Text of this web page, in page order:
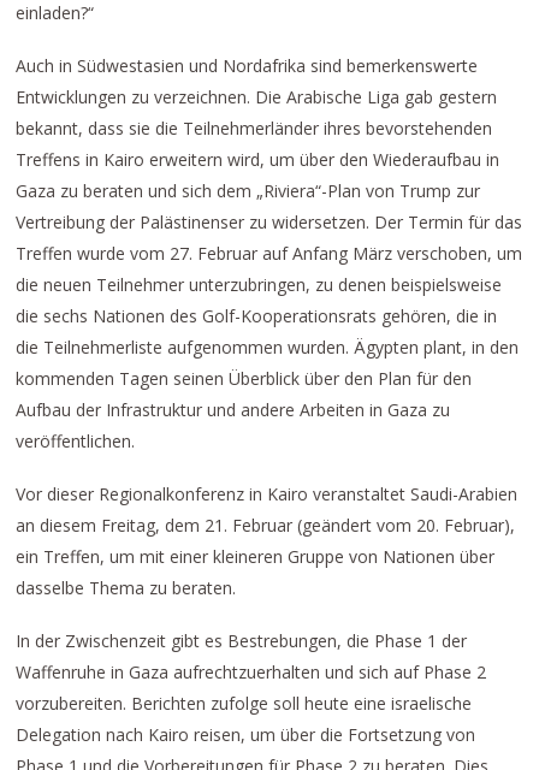
einladen?“
Auch in Südwestasien und Nordafrika sind bemerkenswerte
Entwicklungen zu verzeichnen. Die Arabische Liga gab gestern
bekannt, dass sie die Teilnehmerländer ihres bevorstehenden
Treffens in Kairo erweitern wird, um über den Wiederaufbau in
Gaza zu beraten und sich dem „Riviera“-Plan von Trump zur
Vertreibung der Palästinenser zu widersetzen. Der Termin für das
Treffen wurde vom 27. Februar auf Anfang März verschoben, um
die neuen Teilnehmer unterzubringen, zu denen beispielsweise
die sechs Nationen des Golf-Kooperationsrats gehören, die in
die Teilnehmerliste aufgenommen wurden. Ägypten plant, in den
kommenden Tagen seinen Überblick über den Plan für den
Aufbau der Infrastruktur und andere Arbeiten in Gaza zu
veröffentlichen.
Vor dieser Regionalkonferenz in Kairo veranstaltet Saudi-Arabien
an diesem Freitag, dem 21. Februar (geändert vom 20. Februar),
ein Treffen, um mit einer kleineren Gruppe von Nationen über
dasselbe Thema zu beraten.
In der Zwischenzeit gibt es Bestrebungen, die Phase 1 der
Waffenruhe in Gaza aufrechtzuerhalten und sich auf Phase 2
vorzubereiten. Berichten zufolge soll heute eine israelische
Delegation nach Kairo reisen, um über die Fortsetzung von